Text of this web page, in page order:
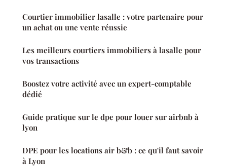
Courtier immobilier lasalle : votre partenaire pour
un achat ou une vente réussie
Les meilleurs courtiers immobiliers à lasalle pour
vos transactions
Boostez votre activité avec un expert-comptable
dédié
Guide pratique sur le dpe pour louer sur airbnb à
lyon
DPE pour les locations air b&b : ce qu'il faut savoir
à Lyon